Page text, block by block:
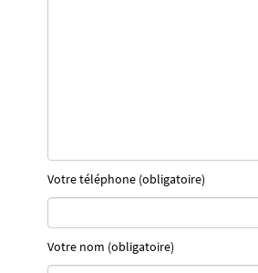
Votre téléphone (obligatoire)
Votre nom (obligatoire)